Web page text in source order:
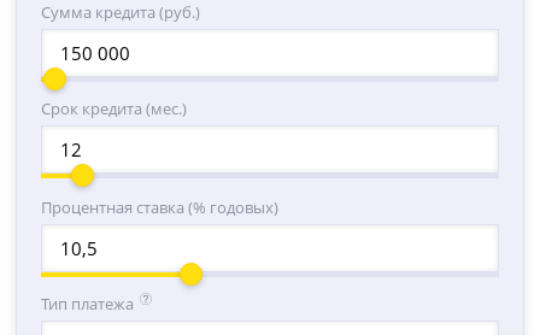
Сумма кредита (руб.)
Срок кредита (мес.)
Процентная ставка (% годовых)
Тип платежа